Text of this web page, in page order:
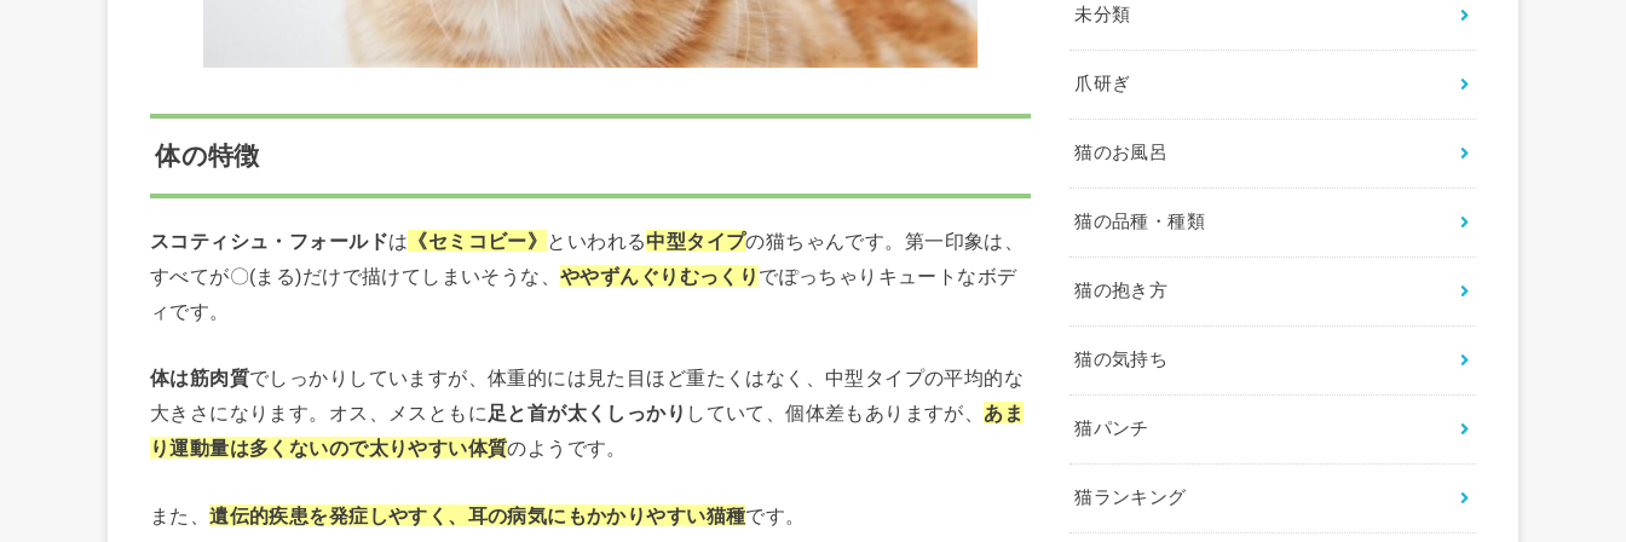
体の特徴
スコティシュ・フォールドは 《セミコビー》 といわれる中型タイプの猫ちゃんです。第一印象は、
すべてが〇(まる)だけで描けてしまいそうな、ややずんぐりむっくり でぽっちゃりキュートなボデ
ィです。
体は筋肉質でしっかりしていますが、体重的には見た目ほど重たくはなく、中型タイプの平均的な
大きさになります。オス、メスともに 足と首が太くしっかり していて、個体差もありますが、 あま
り運動量は多くないので太りやすい体質のようです。
また、遺伝的疾患を発症しやすく、耳の病気にもかかりやすい猫種です。
未分類
爪研ぎ
猫のお風呂
猫の品種・種類
猫の抱き方
猫の気持ち
猫パンチ
猫ランキング